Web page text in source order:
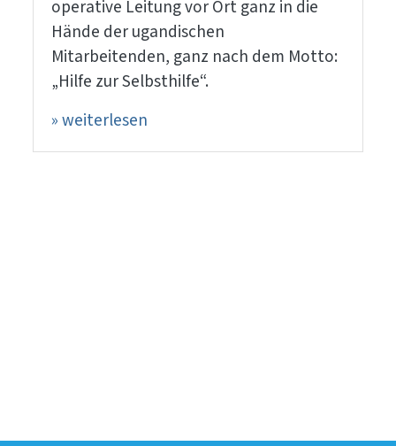
operative Leitung vor Ort ganz in die
Hände der ugandischen
Mitarbeitenden, ganz nach dem Motto:
„Hilfe zur Selbsthilfe“.
» weiterlesen